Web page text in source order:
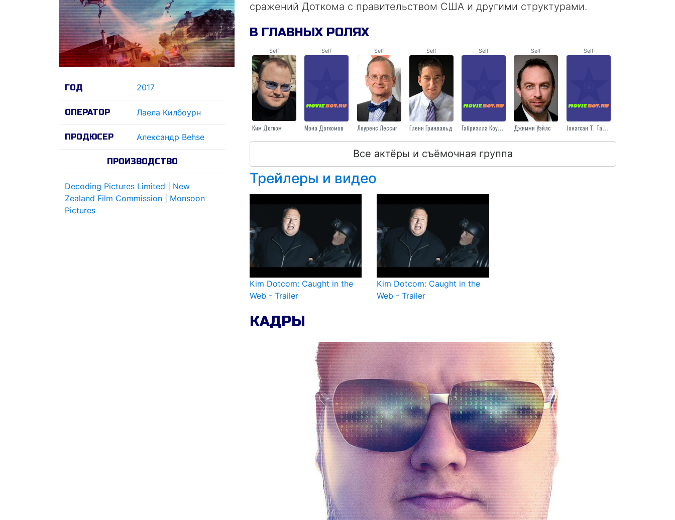
ГОД 2017
ОПЕРАТОР Лаела Килбоурн
ПРОДЮСЕР Александр Behse
ПРОИЗВОДСТВО
Decoding Pictures Limited
New
Zealand Film Commission
Monsoon
Pictures
сражений Доткома с правительством США и другими структурами.
В ГЛАВНЫХ РОЛЯХ
Self
Ким Дотком
Self
Мона Доткомов
Self
Лоуренс Лессиг
Self
Гленн Гринвальд
Self
Габриэлла Коулман
Self
Джимми Уэйлс
Self
Jонатхан Т. Таплин
Все актёры и съёмочная группа
Трейлеры и видео
Kim Dotcom: Caught in the
Web - Trailer
Kim Dotcom: Caught in the
Web - Trailer
КАДРЫ